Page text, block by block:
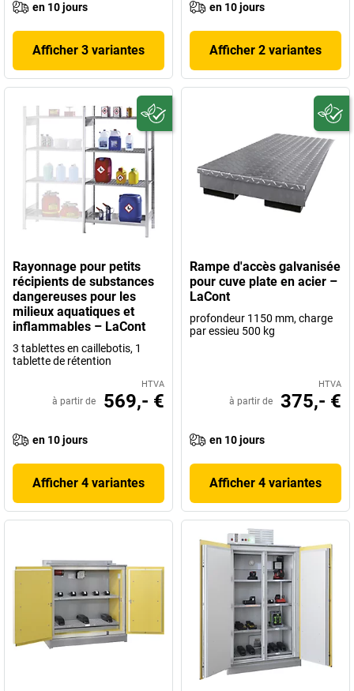
en 10 jours
Afficher 3 variantes
en 10 jours
Afficher 2 variantes
Rayonnage pour petits
récipients de substances
dangereuses pour les
milieux aquatiques et
inflammables – LaCont
3 tablettes en caillebotis, 1
tablette de rétention
HTVA
à partir de 569,- €
en 10 jours
Afficher 4 variantes
Rampe d'accès galvanisée
pour cuve plate en acier –
LaCont
profondeur 1150 mm, charge
par essieu 500 kg
HTVA
à partir de 375,- €
en 10 jours
Afficher 4 variantes